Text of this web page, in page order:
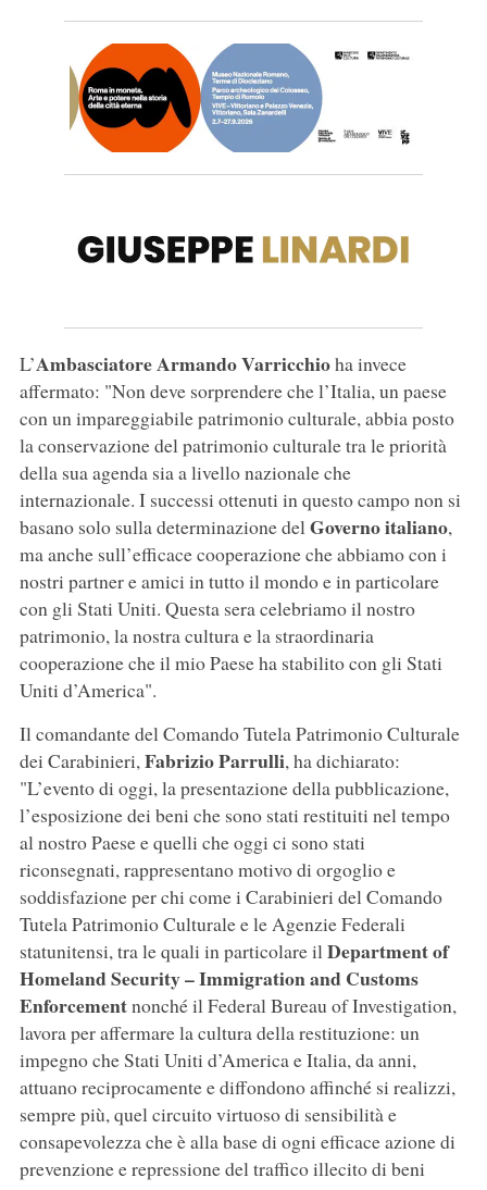
L’Ambasciatore Armando Varricchioha invece
affermato: "Non deve sorprendere che l’Italia, un paese
con un impareggiabile patrimonio culturale, abbia posto
la conservazione del patrimonio culturale tra le priorità
della sua agenda sia a livello nazionale che
internazionale. I successi ottenuti in questo campo non si
basano solo sulla determinazione delGoverno italiano,
ma anche sull’efficace cooperazione che abbiamo con i
nostri partner e amici in tutto il mondo e in particolare
con gli Stati Uniti. Questa sera celebriamo il nostro
patrimonio, la nostra cultura e la straordinaria
cooperazione che il mio Paese ha stabilito con gli Stati
Uniti d’America".
Il comandante del Comando Tutela Patrimonio Culturale
dei Carabinieri,Fabrizio Parrulli, ha dichiarato:
"L’evento di oggi, la presentazione della pubblicazione,
l’esposizione dei beni che sono stati restituiti nel tempo
al nostro Paese e quelli che oggi ci sono stati
riconsegnati, rappresentano motivo di orgoglio e
soddisfazione per chi come i Carabinieri del Comando
Tutela Patrimonio Culturale e le Agenzie Federali
statunitensi, tra le quali in particolare ilDepartment of
Homeland Security – Immigration and Customs
Enforcementnonché il Federal Bureau of Investigation,
lavora per affermare la cultura della restituzione: un
impegno che Stati Uniti d’America e Italia, da anni,
attuano reciprocamente e diffondono affinché si realizzi,
sempre più, quel circuito virtuoso di sensibilità e
consapevolezza che è alla base di ogni efficace azione di
prevenzione e repressione del traffico illecito di beni